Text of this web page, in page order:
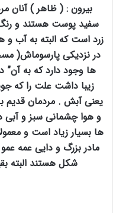
بیرون : ( ظاهر ) آنان
سفید پوست هستند و
زرد است که البته به آب و
در نزدیکی پارسوماش(
ها وجود دارد که به آن”
یعنی آبش . مردمان قدیم
و هوا چشمانی سبز و آبی
شکل هستند البته